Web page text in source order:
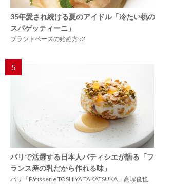
35年愛され続ける夏のアイドル「冷たい桃の
スパゲッティーニ」
プラントベースの始め方52
5
パリで活躍する日本人パティシエが語る「フ
ランス産の乳だから作れる味」
パリ「Pâtisserie TOSHIYA TAKATSUKA」高塚俊也